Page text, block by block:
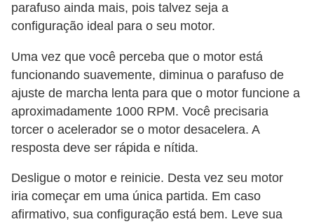
parafuso ainda mais, pois talvez seja a
configuração ideal para o seu motor.
Uma vez que você perceba que o motor está
funcionando suavemente, diminua o parafuso de
ajuste de marcha lenta para que o motor funcione a
aproximadamente 1000 RPM. Você precisaria
torcer o acelerador se o motor desacelera. A
resposta deve ser rápida e nítida.
Desligue o motor e reinicie. Desta vez seu motor
iria começar em uma única partida. Em caso
afirmativo, sua configuração está bem. Leve sua